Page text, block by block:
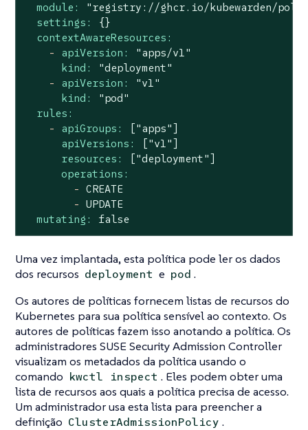
module:
"registry://ghcr.io/kubewarden/
settings:
{}
contextAwareResources:
-
apiVersion:
"apps/v1"
kind:
"deployment"
-
apiVersion:
"v1"
kind:
"pod"
rules:
-
apiGroups:
["apps"]
apiVersions:
["v1"]
resources:
["deployment"]
operations:
- CREATE
- UPDATE
mutating:
false
Uma vez implantada, esta política pode ler os dados
dos recursos deployment e pod .
Os autores de políticas fornecem listas de recursos do
Kubernetes para sua política sensível ao contexto. Os
autores de políticas fazem isso anotando a política. Os
administradores SUSE Security Admission Controller
visualizam os metadados da política usando o
comando kwctl inspect . Eles podem obter uma
lista de recursos aos quais a política precisa de acesso.
Um administrador usa esta lista para preencher a
definição ClusterAdmissionPolicy .